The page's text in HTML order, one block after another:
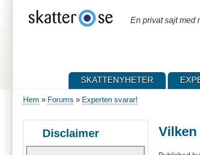
huvudinnehåll
En privat sajt med
SKATTENYHETER
Hem Forums Experten svarar!
Disclaimer